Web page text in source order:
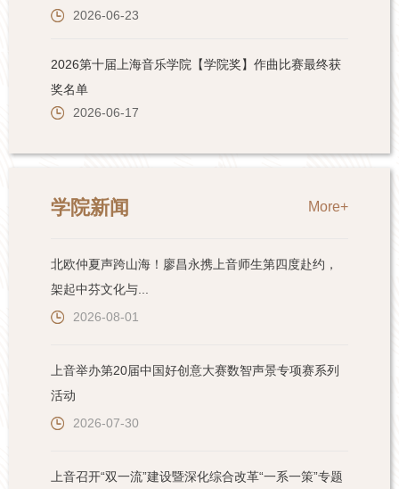
学院新闻 More+
北欧仲夏声跨山海！廖昌永携上音师生第四度赴约，
架起中芬文化与...
2026-08-01
上音举办第20届中国好创意大赛数智声景专项赛系列
活动
2026-07-30
上音召开“双一流”建设暨深化综合改革“一系一策”专题